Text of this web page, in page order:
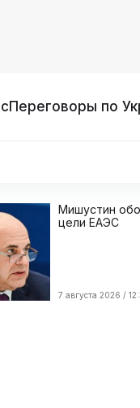
Переговоры по
Мишустин
цели ЕАЭС
7 августа 2026 /